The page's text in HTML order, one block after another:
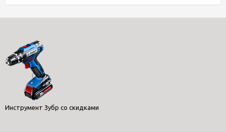
Инструмент Зубр со скидками